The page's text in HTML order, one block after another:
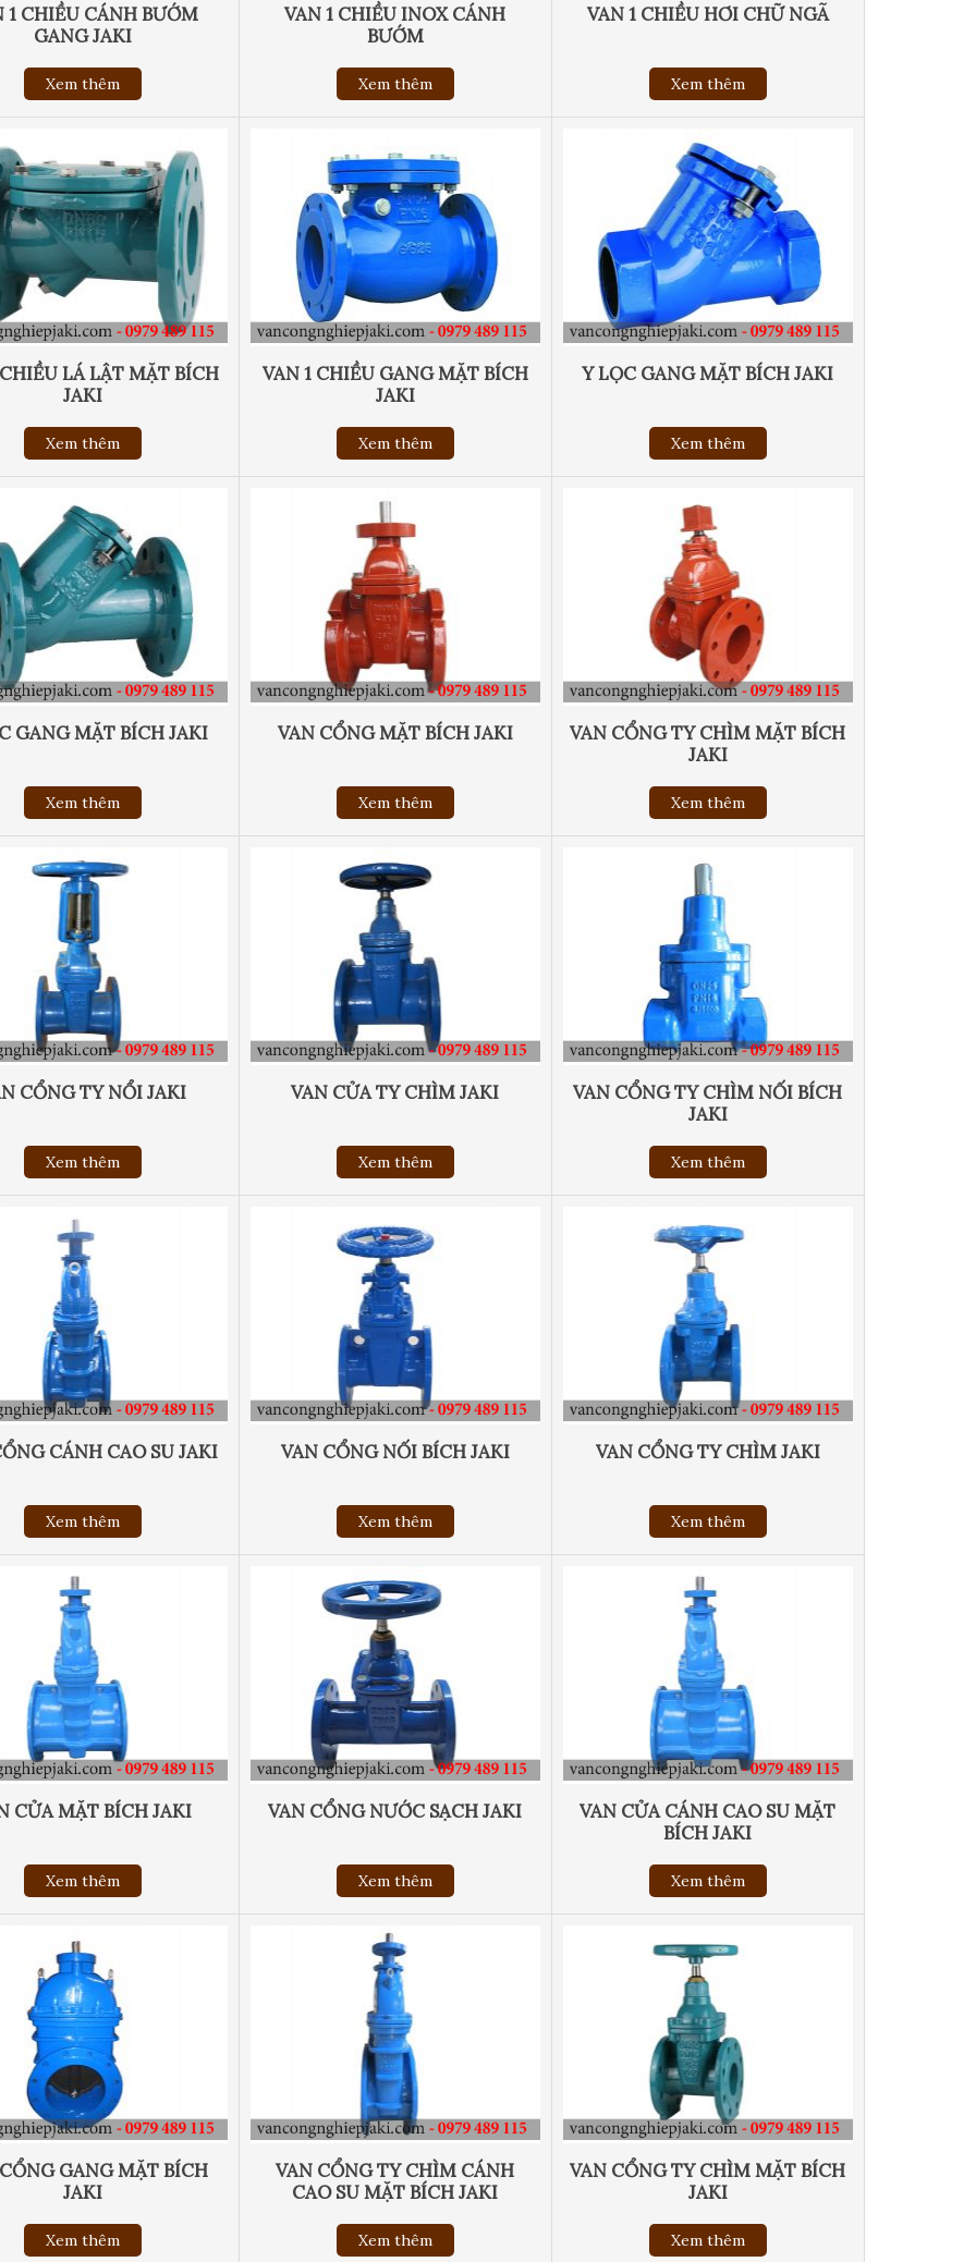
1 CHIỀU CÁNH BƯỚM
GANG JAKI
Xem thêm
VAN 1 CHIỀU INOX CÁNH
BƯỚM
Xem thêm
VAN 1 CHIỀU HƠI CHỮ NGÃ
Xem thêm
LÁ LẬT MẶT BÍCH
JAKI
Xem thêm
VAN 1 CHIỀU GANG MẶT BÍCH
JAKI
Xem thêm
Y LỌC GANG MẶT BÍCH JAKI
Xem thêm
GANG MẶT BÍCH JAKI
Xem thêm
VAN CỔNG MẶT BÍCH JAKI
Xem thêm
VAN CỔNG TY CHÌM MẶT BÍCH
JAKI
Xem thêm
CỔNG TY NỔI JAKI
Xem thêm
VAN CỬA TY CHÌM JAKI
Xem thêm
VAN CỔNG TY CHÌM NỐI BÍCH
JAKI
Xem thêm
CÁNH CAO SU JAKI
Xem thêm
VAN CỔNG NỐI BÍCH JAKI
Xem thêm
VAN CỔNG TY CHÌM JAKI
Xem thêm
CỬA MẶT BÍCH JAKI
Xem thêm
VAN CỔNG NƯỚC SẠCH JAKI
Xem thêm
VAN CỬA CÁNH CAO SU MẶT
BÍCH JAKI
Xem thêm
GANG MẶT BÍCH
JAKI
Xem thêm
VAN CỔNG TY CHÌM CÁNH
CAO SU MẶT BÍCH JAKI
Xem thêm
VAN CỔNG TY CHÌM MẶT BÍCH
JAKI
Xem thêm